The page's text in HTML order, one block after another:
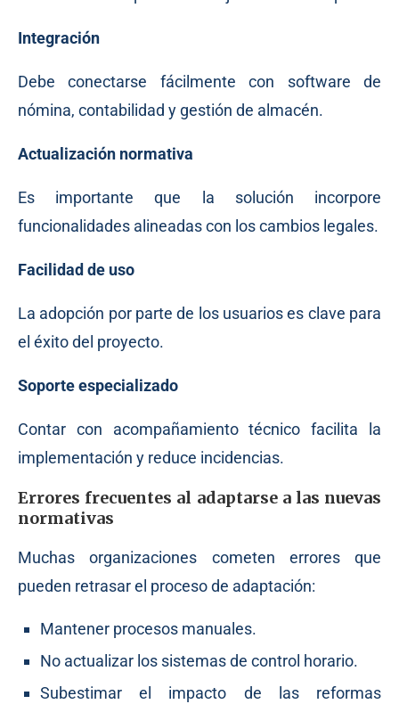
Integración
Debe conectarse fácilmente con software de
nómina, contabilidad y gestión de almacén.
Actualización normativa
Es importante que la solución incorpore
funcionalidades alineadas con los cambios legales.
Facilidad de uso
La adopción por parte de los usuarios es clave para
el éxito del proyecto.
Soporte especializado
Contar con acompañamiento técnico facilita la
implementación y reduce incidencias.
Errores frecuentes al adaptarse a las nuevas
normativas
Muchas organizaciones cometen errores que
pueden retrasar el proceso de adaptación:
Mantener procesos manuales.
No actualizar los sistemas de control horario.
Subestimar el impacto de las reformas